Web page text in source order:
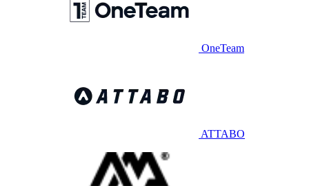
OneTeam
ATTABO